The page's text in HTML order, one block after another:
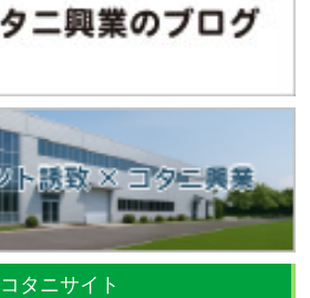
コタニサイト